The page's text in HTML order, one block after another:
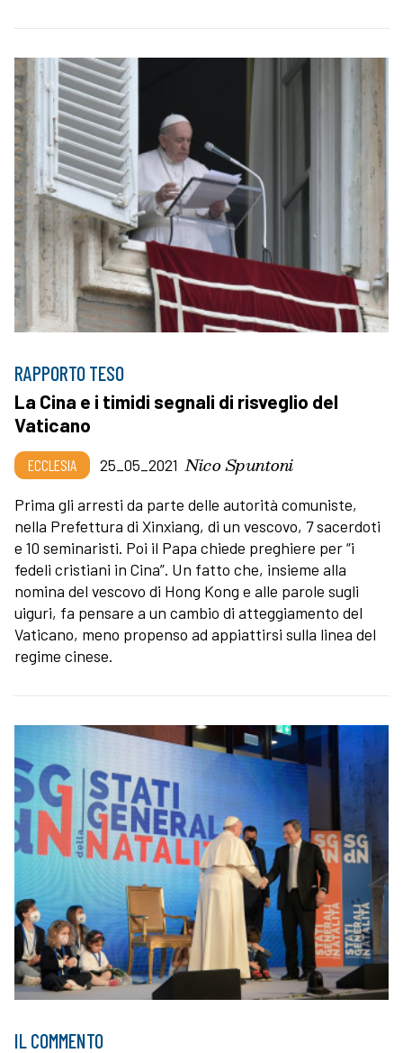
RAPPORTO TESO
La Cina e i timidi segnali di risveglio del
Vaticano
ECCLESIA 25_05_2021 Nico Spuntoni
Prima gli arresti da parte delle autorità comuniste,
nella Prefettura di Xinxiang, di un vescovo, 7 sacerdoti
e 10 seminaristi. Poi il Papa chiede preghiere per “i
fedeli cristiani in Cina”. Un fatto che, insieme alla
nomina del vescovo di Hong Kong e alle parole sugli
uiguri, fa pensare a un cambio di atteggiamento del
Vaticano, meno propenso ad appiattirsi sulla linea del
regime cinese.
IL COMMENTO